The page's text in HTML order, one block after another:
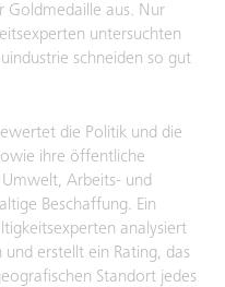
Goldmedaille aus. Nur
untersuchten
schneiden so gut
die Politik und die
ihre öffentliche
Arbeits- und
Beschaffung. Ein
analysiert
erstellt ein Rating, das
Standort jedes